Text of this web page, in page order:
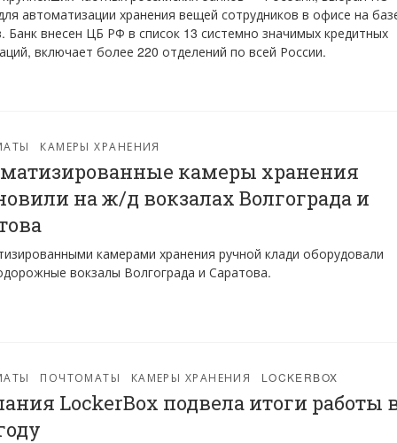
автоматизации хранения вещей сотрудников в офисе на
Банк внесен ЦБ РФ в список 13 системно значимых кредитных
включает более 220 отделений по всей России.
КАМЕРЫ ХРАНЕНИЯ
камеры хранения
на ж/д вокзалах Волгограда и
камерами хранения ручной клади оборудовали
вокзалы Волгограда и Саратова.
ПОЧТОМАТЫ КАМЕРЫ ХРАНЕНИЯ LOCKERBOX
LockerBox подвела итоги работы